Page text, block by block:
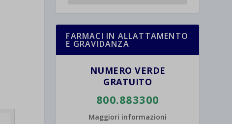
FARMACI IN ALLATTAMENTO
E GRAVIDANZA
NUMERO VERDE
GRATUITO
800.883300
Maggiori informazioni